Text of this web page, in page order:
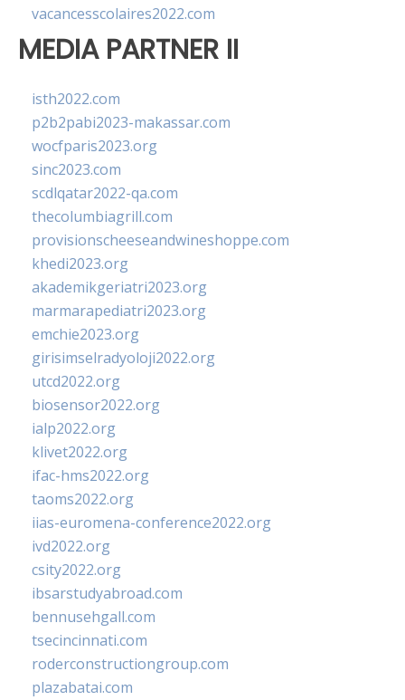
vacancesscolaires2022.com
MEDIA PARTNER II
isth2022.com
p2b2pabi2023-makassar.com
wocfparis2023.org
sinc2023.com
scdlqatar2022-qa.com
thecolumbiagrill.com
provisionscheeseandwineshoppe.com
khedi2023.org
akademikgeriatri2023.org
marmarapediatri2023.org
emchie2023.org
girisimselradyoloji2022.org
utcd2022.org
biosensor2022.org
ialp2022.org
klivet2022.org
ifac-hms2022.org
taoms2022.org
iias-euromena-conference2022.org
ivd2022.org
csity2022.org
ibsarstudyabroad.com
bennusehgall.com
tsecincinnati.com
roderconstructiongroup.com
plazabatai.com